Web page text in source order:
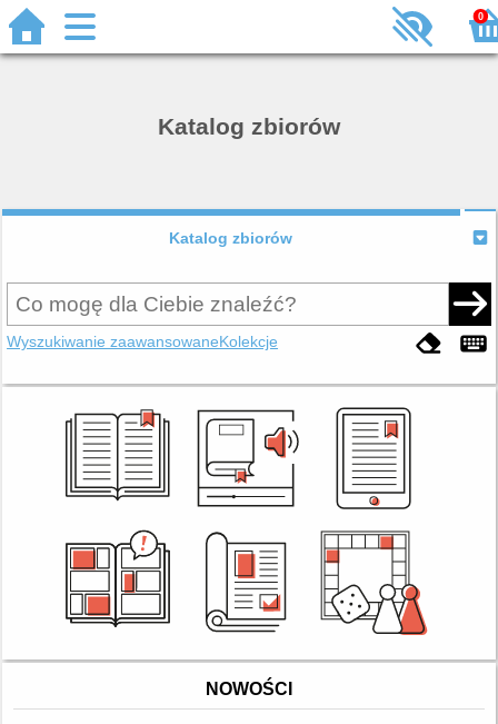
0
Katalog zbiorów
Katalog zbiorów
Wyszukiwanie zaawansowaneKolekcje
NOWOŚCI